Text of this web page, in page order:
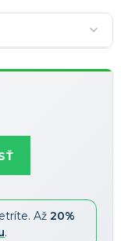
Až 20%
.